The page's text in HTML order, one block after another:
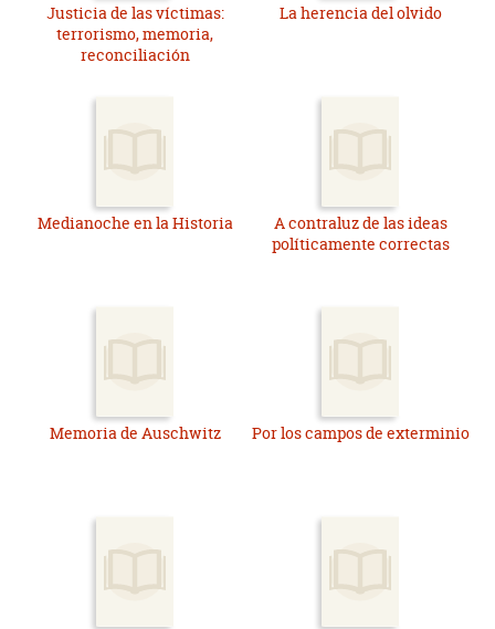
Justicia de las víctimas:
terrorismo, memoria,
reconciliación
La herencia del olvido
Medianoche en la Historia
A contraluz de las ideas
políticamente correctas
Memoria de Auschwitz Por los campos de exterminio